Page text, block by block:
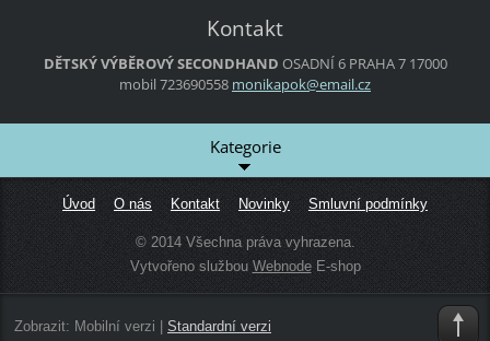
Kontakt
DĚTSKÝ VÝBĚROVÝ SECONDHAND OSADNÍ 6PRAHA 717000
mobil 723690558 monikapok@email.cz
Kategorie
Úvod O nás Kontakt Novinky Smluvní podmínky
© 2014 Všechna práva vyhrazena.
Vytvořeno službou WebnodeE-shop
Zobrazit: Mobilní verzi Standardní verzi